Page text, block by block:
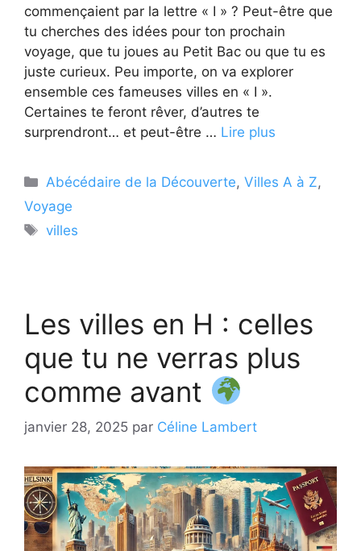
commençaient par la lettre « I » ? Peut-être que
tu cherches des idées pour ton prochain
voyage, que tu joues au Petit Bac ou que tu es
juste curieux. Peu importe, on va explorer
ensemble ces fameuses villes en « I ».
Certaines te feront rêver, d’autres te
surprendront… et peut-être … Lire plus
Catégories
Abécédaire de la Découverte,Villes A à Z,
Voyage
Étiquettes
villes
Les villes en H : celles
que tu ne verras plus
comme avant
janvier 28, 2025 par Céline Lambert